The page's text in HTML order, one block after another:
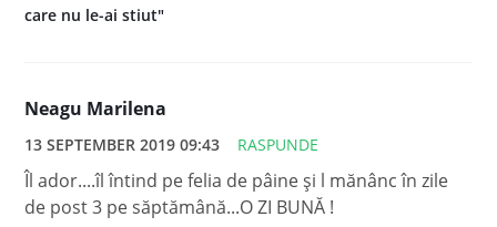
care nu le-ai stiut"
Neagu Marilena
13 SEPTEMBER 2019 09:43 RASPUNDE
Îl ador....îl întind pe felia de pâine și l mănânc în zile
de post 3 pe săptămână...O ZI BUNĂ !